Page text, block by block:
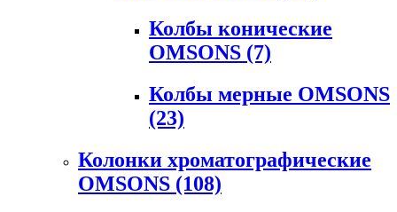
Колбы конические
OMSONS (7)
Колбы мерные OMSONS
(23)
Колонки хроматографические
OMSONS (108)